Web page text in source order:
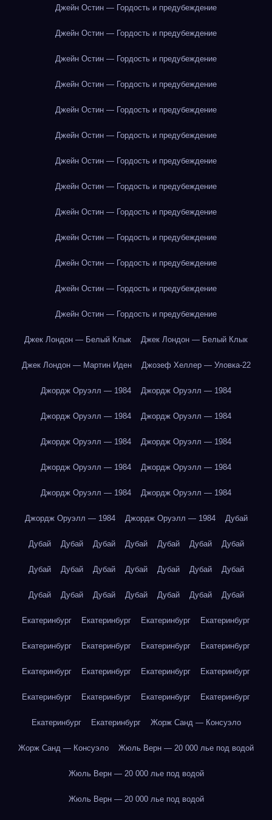
Джейн Остин — Гордость и предубеждение
Джейн Остин — Гордость и предубеждение
Джейн Остин — Гордость и предубеждение
Джейн Остин — Гордость и предубеждение
Джейн Остин — Гордость и предубеждение
Джейн Остин — Гордость и предубеждение
Джейн Остин — Гордость и предубеждение
Джейн Остин — Гордость и предубеждение
Джейн Остин — Гордость и предубеждение
Джейн Остин — Гордость и предубеждение
Джейн Остин — Гордость и предубеждение
Джейн Остин — Гордость и предубеждение
Джейн Остин — Гордость и предубеждение
Джек Лондон — Белый Клык Джек Лондон — Белый Клык
Джек Лондон — Мартин Иден Джозеф Хеллер — Уловка-22
Джордж Оруэлл — 1984 Джордж Оруэлл — 1984
Джордж Оруэлл — 1984 Джордж Оруэлл — 1984
Джордж Оруэлл — 1984 Джордж Оруэлл — 1984
Джордж Оруэлл — 1984 Джордж Оруэлл — 1984
Джордж Оруэлл — 1984 Джордж Оруэлл — 1984
Джордж Оруэлл — 1984 Джордж Оруэлл — 1984 Дубай
Дубай Дубай Дубай Дубай Дубай Дубай Дубай
Дубай Дубай Дубай Дубай Дубай Дубай Дубай
Дубай Дубай Дубай Дубай Дубай Дубай Дубай
Екатеринбург Екатеринбург Екатеринбург Екатеринбург
Екатеринбург Екатеринбург Екатеринбург Екатеринбург
Екатеринбург Екатеринбург Екатеринбург Екатеринбург
Екатеринбург Екатеринбург Екатеринбург Екатеринбург
Екатеринбург Екатеринбург Жорж Санд — Консуэло
Жорж Санд — Консуэло Жюль Верн — 20 000 лье под водой
Жюль Верн — 20 000 лье под водой
Жюль Верн — 20 000 лье под водой